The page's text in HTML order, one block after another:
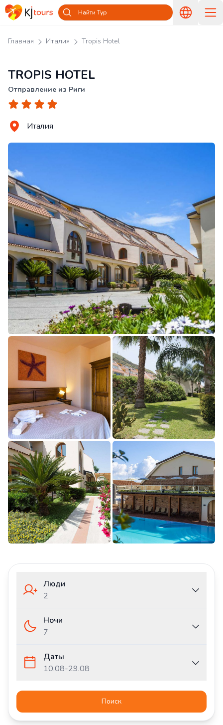
Найти Тур
Главная Италия Tropis Hotel
TROPIS HOTEL
Отправление из Риги
Италия
Люди
2
Ночи
7
Даты
10.08-29.08
Поиск